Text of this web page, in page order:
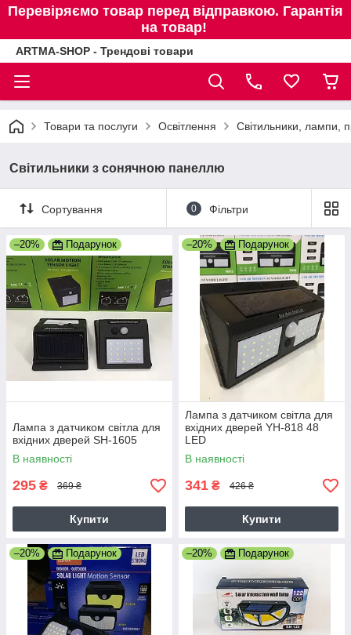
Перевіряємо товар перед відправкою. Гарантія
на товар!
ARTMA-SHOP - Трендові товари
Товари та послуги Освітлення Світильники, лампи,
Світильники з сонячною панеллю
Сортування 0 Фільтри
–20% Подарунок
Лампа з датчиком світла для
вхідних дверей SH-1605
В наявності
295 ₴ 369 ₴
Купити
–20% Подарунок
Лампа з датчиком світла для
вхідних дверей YH-818 48
LED
В наявності
341 ₴ 426 ₴
Купити
–20% Подарунок –20% Подарунок